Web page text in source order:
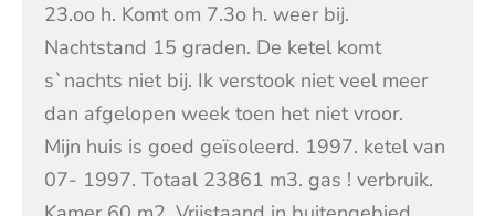
23.oo h. Komt om 7.3o h. weer bij.
Nachtstand 15 graden. De ketel komt
s`nachts niet bij. Ik verstook niet veel meer
dan afgelopen week toen het niet vroor.
Mijn huis is goed geïsoleerd. 1997. ketel van
07- 1997. Totaal 23861 m3. gas ! verbruik.